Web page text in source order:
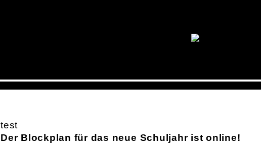
test
Der Blockplan für das neue Schuljahr ist online!